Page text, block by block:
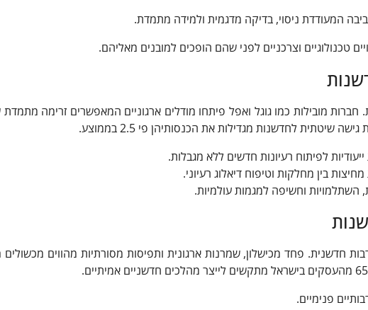
המעודדת ניסוי, בדיקה מדגמית ולמידה מתמדת.
טכנולוגיים וצרכניים לפני שהם הופכים למובנים מאליהם.
חברות מובילות כמו גוגל ואפל פיתחו מודלים ארגוניים המאפשרים זרימה מתמדת
לפיתוח רעיונות חדשים ללא מגבלות.
בין מחלקות וטיפוח דיאלוג רעיוני.
וחשיפה למגמות עולמיות.
חדשנית. פחד מכישלון, שמרנות ארגונית ותפיסות מסורתיות מהווים
פנימיים.